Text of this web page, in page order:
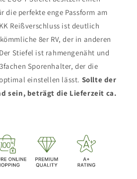
die perfekte enge Passform am
Reißverschluss ist deutlich
8er RV, der in anderen
Stiefel ist rahmengenäht und
Sporenhalter, der die
einstellen lässt. Sollte der
sein, beträgt die Lieferzeit ca.